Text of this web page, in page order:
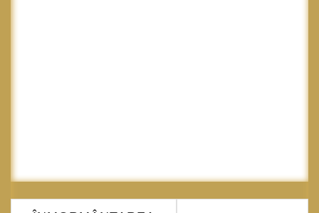
Navigare